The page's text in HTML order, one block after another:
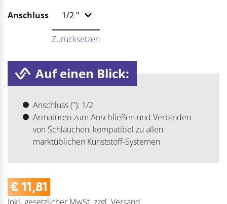
Anschluss
Zurücksetzen
Auf einen Blick:
Anschluss (″): 1/2
Armaturen zum Anschließen und Verbinden
von Schläuchen, kompatibel zu allen
marktüblichen Kunststoff-Systemen
€ 11,81
Inkl. gesetzlicher MwSt. zzgl. Versand